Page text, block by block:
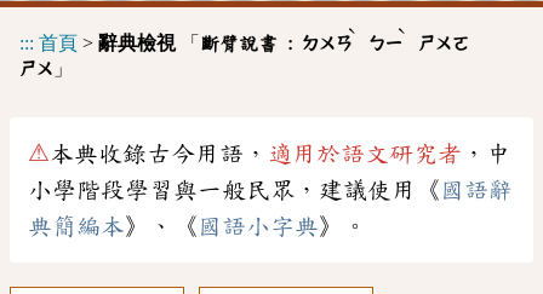
::: 首頁 > 辭典檢視「 斷臂說書 : ㄉㄨㄢ
ˋ
ㄅㄧ
ˋ
ㄕㄨㄛ
ㄕㄨ 」
⚠本典收錄古今用語， 適用於語文研究者 ，中
小學階段學習與一般民眾，建議使用《 國語辭
典簡編本》、《 國語小字典》。